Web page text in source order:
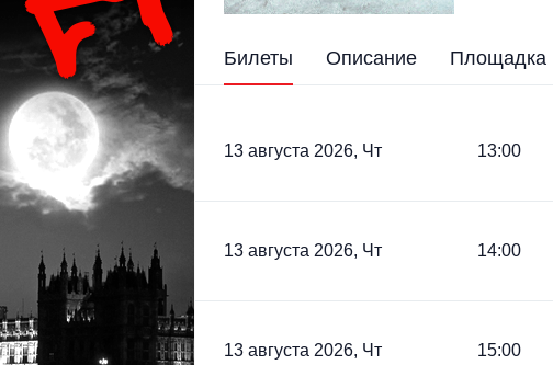
Билеты Описание Площадка
13 августа 2026, Чт 13:00
13 августа 2026, Чт 14:00
13 августа 2026, Чт 15:00